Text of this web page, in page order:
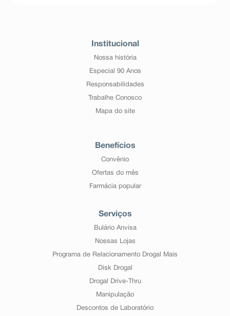
Institucional
Nossa história
Especial 90 Anos
Responsabilidades
Trabalhe Conosco
Mapa do site
Benefícios
Convênio
Ofertas do mês
Farmácia popular
Serviços
Bulário Anvisa
Nossas Lojas
Programa de Relacionamento Drogal Mais
Disk Drogal
Drogal Drive-Thru
Manipulação
Descontos de Laboratório